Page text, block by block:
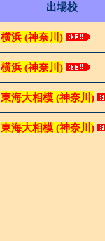
出場校
横浜 (神奈川)
横浜 (神奈川)
東海大相模 (神奈川)
東海大相模 (神奈川)